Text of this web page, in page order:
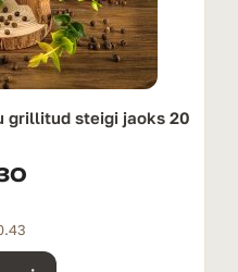
grillitud steigi jaoks 20